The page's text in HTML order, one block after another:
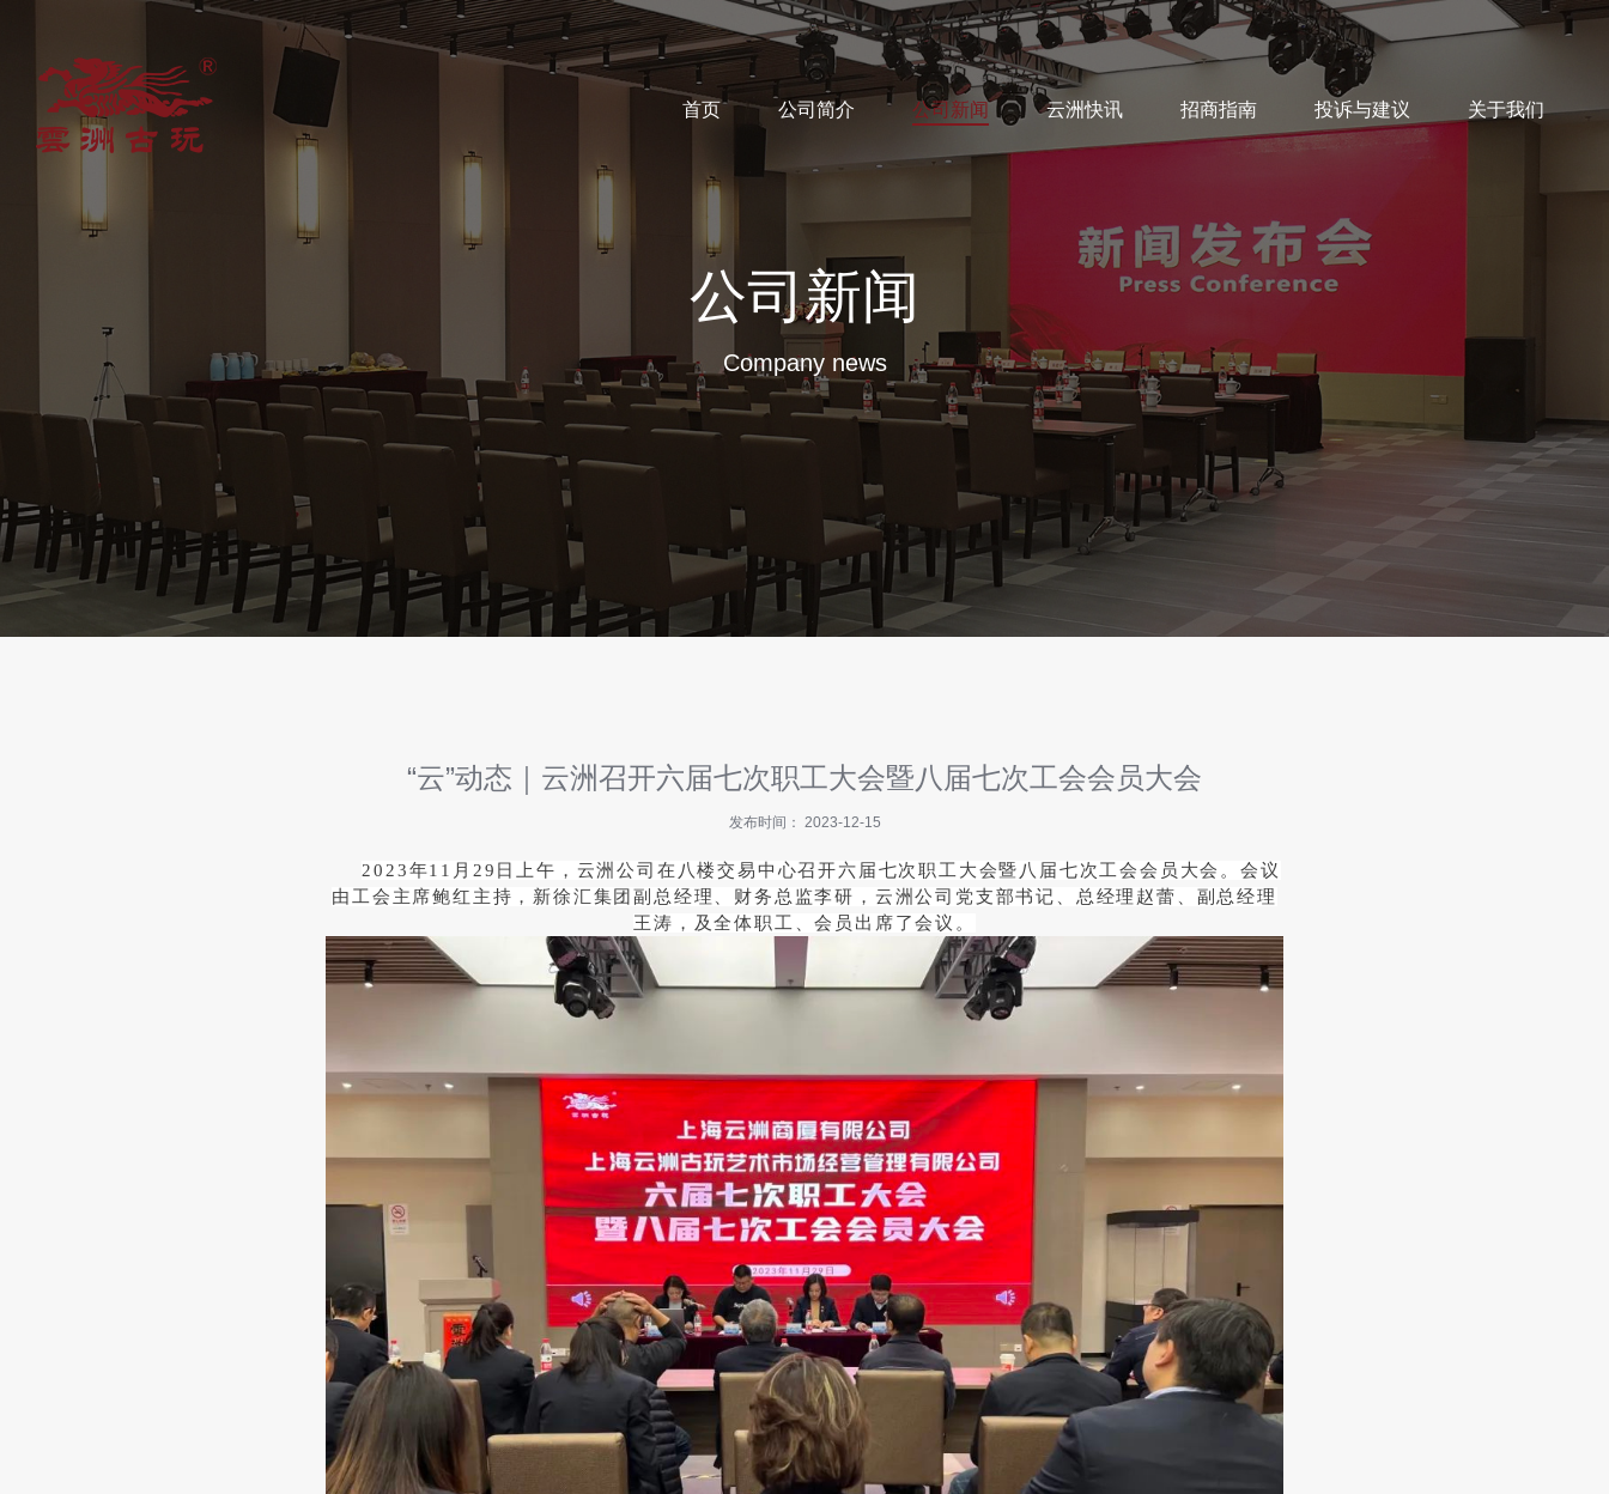
首页 公司简介 公司新闻 云洲快讯 招商指南 投诉与建议 关于我们
公司新闻
Company news
“云”动态｜云洲召开六届七次职工大会暨八届七次工会会员大会
发布时间： 2023-12-15
2023年11月29日上午，云洲公司在八楼交易中心召开六届七次职工大会暨八届七次工会会员大会。会议
由工会主席鲍红主持，新徐汇集团副总经理、财务总监李研，云洲公司党支部书记、总经理赵蕾、副总经理
王涛，及全体职工、会员出席了会议。